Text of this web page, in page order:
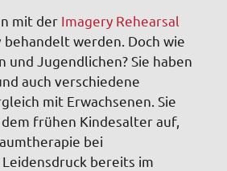
mit der Imagery Rehearsal
werden. Doch wie
und Jugendlichen? Sie haben
auch verschiedene
mit Erwachsenen. Sie
frühen Kindesalter auf,
bei
bereits im